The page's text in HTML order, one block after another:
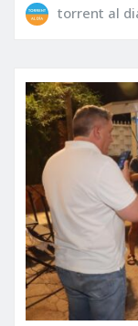
torrent al